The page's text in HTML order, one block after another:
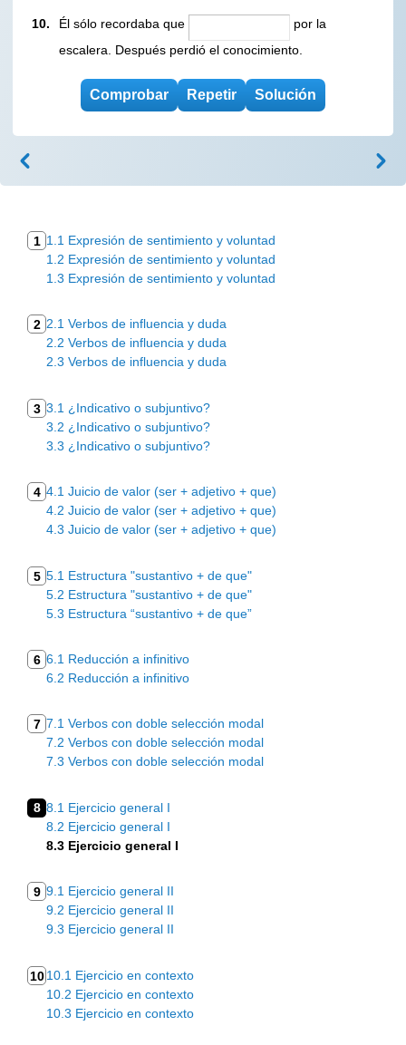
10. Él sólo recordaba que
por la
escalera. Después perdió el conocimiento.
1 1.1 Expresión de sentimiento y voluntad
1.2 Expresión de sentimiento y voluntad
1.3 Expresión de sentimiento y voluntad
2 2.1 Verbos de influencia y duda
2.2 Verbos de influencia y duda
2.3 Verbos de influencia y duda
3 3.1 ¿Indicativo o subjuntivo?
3.2 ¿Indicativo o subjuntivo?
3.3 ¿Indicativo o subjuntivo?
4 4.1 Juicio de valor (ser + adjetivo + que)
4.2 Juicio de valor (ser + adjetivo + que)
4.3 Juicio de valor (ser + adjetivo + que)
5 5.1 Estructura "sustantivo + de que"
5.2 Estructura "sustantivo + de que"
5.3 Estructura “sustantivo + de que”
6 6.1 Reducción a infinitivo
6.2 Reducción a infinitivo
7 7.1 Verbos con doble selección modal
7.2 Verbos con doble selección modal
7.3 Verbos con doble selección modal
8 8.1 Ejercicio general I
8.2 Ejercicio general I
8.3 Ejercicio general I
9 9.1 Ejercicio general II
9.2 Ejercicio general II
9.3 Ejercicio general II
10 10.1 Ejercicio en contexto
10.2 Ejercicio en contexto
10.3 Ejercicio en contexto